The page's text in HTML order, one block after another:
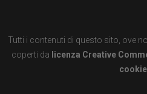
Tutti i contenuti di questo sito, ove
coperti da licenza Creative